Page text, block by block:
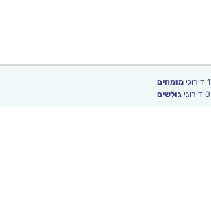
1 דירוגימומחים
0 דירוגיגולשים